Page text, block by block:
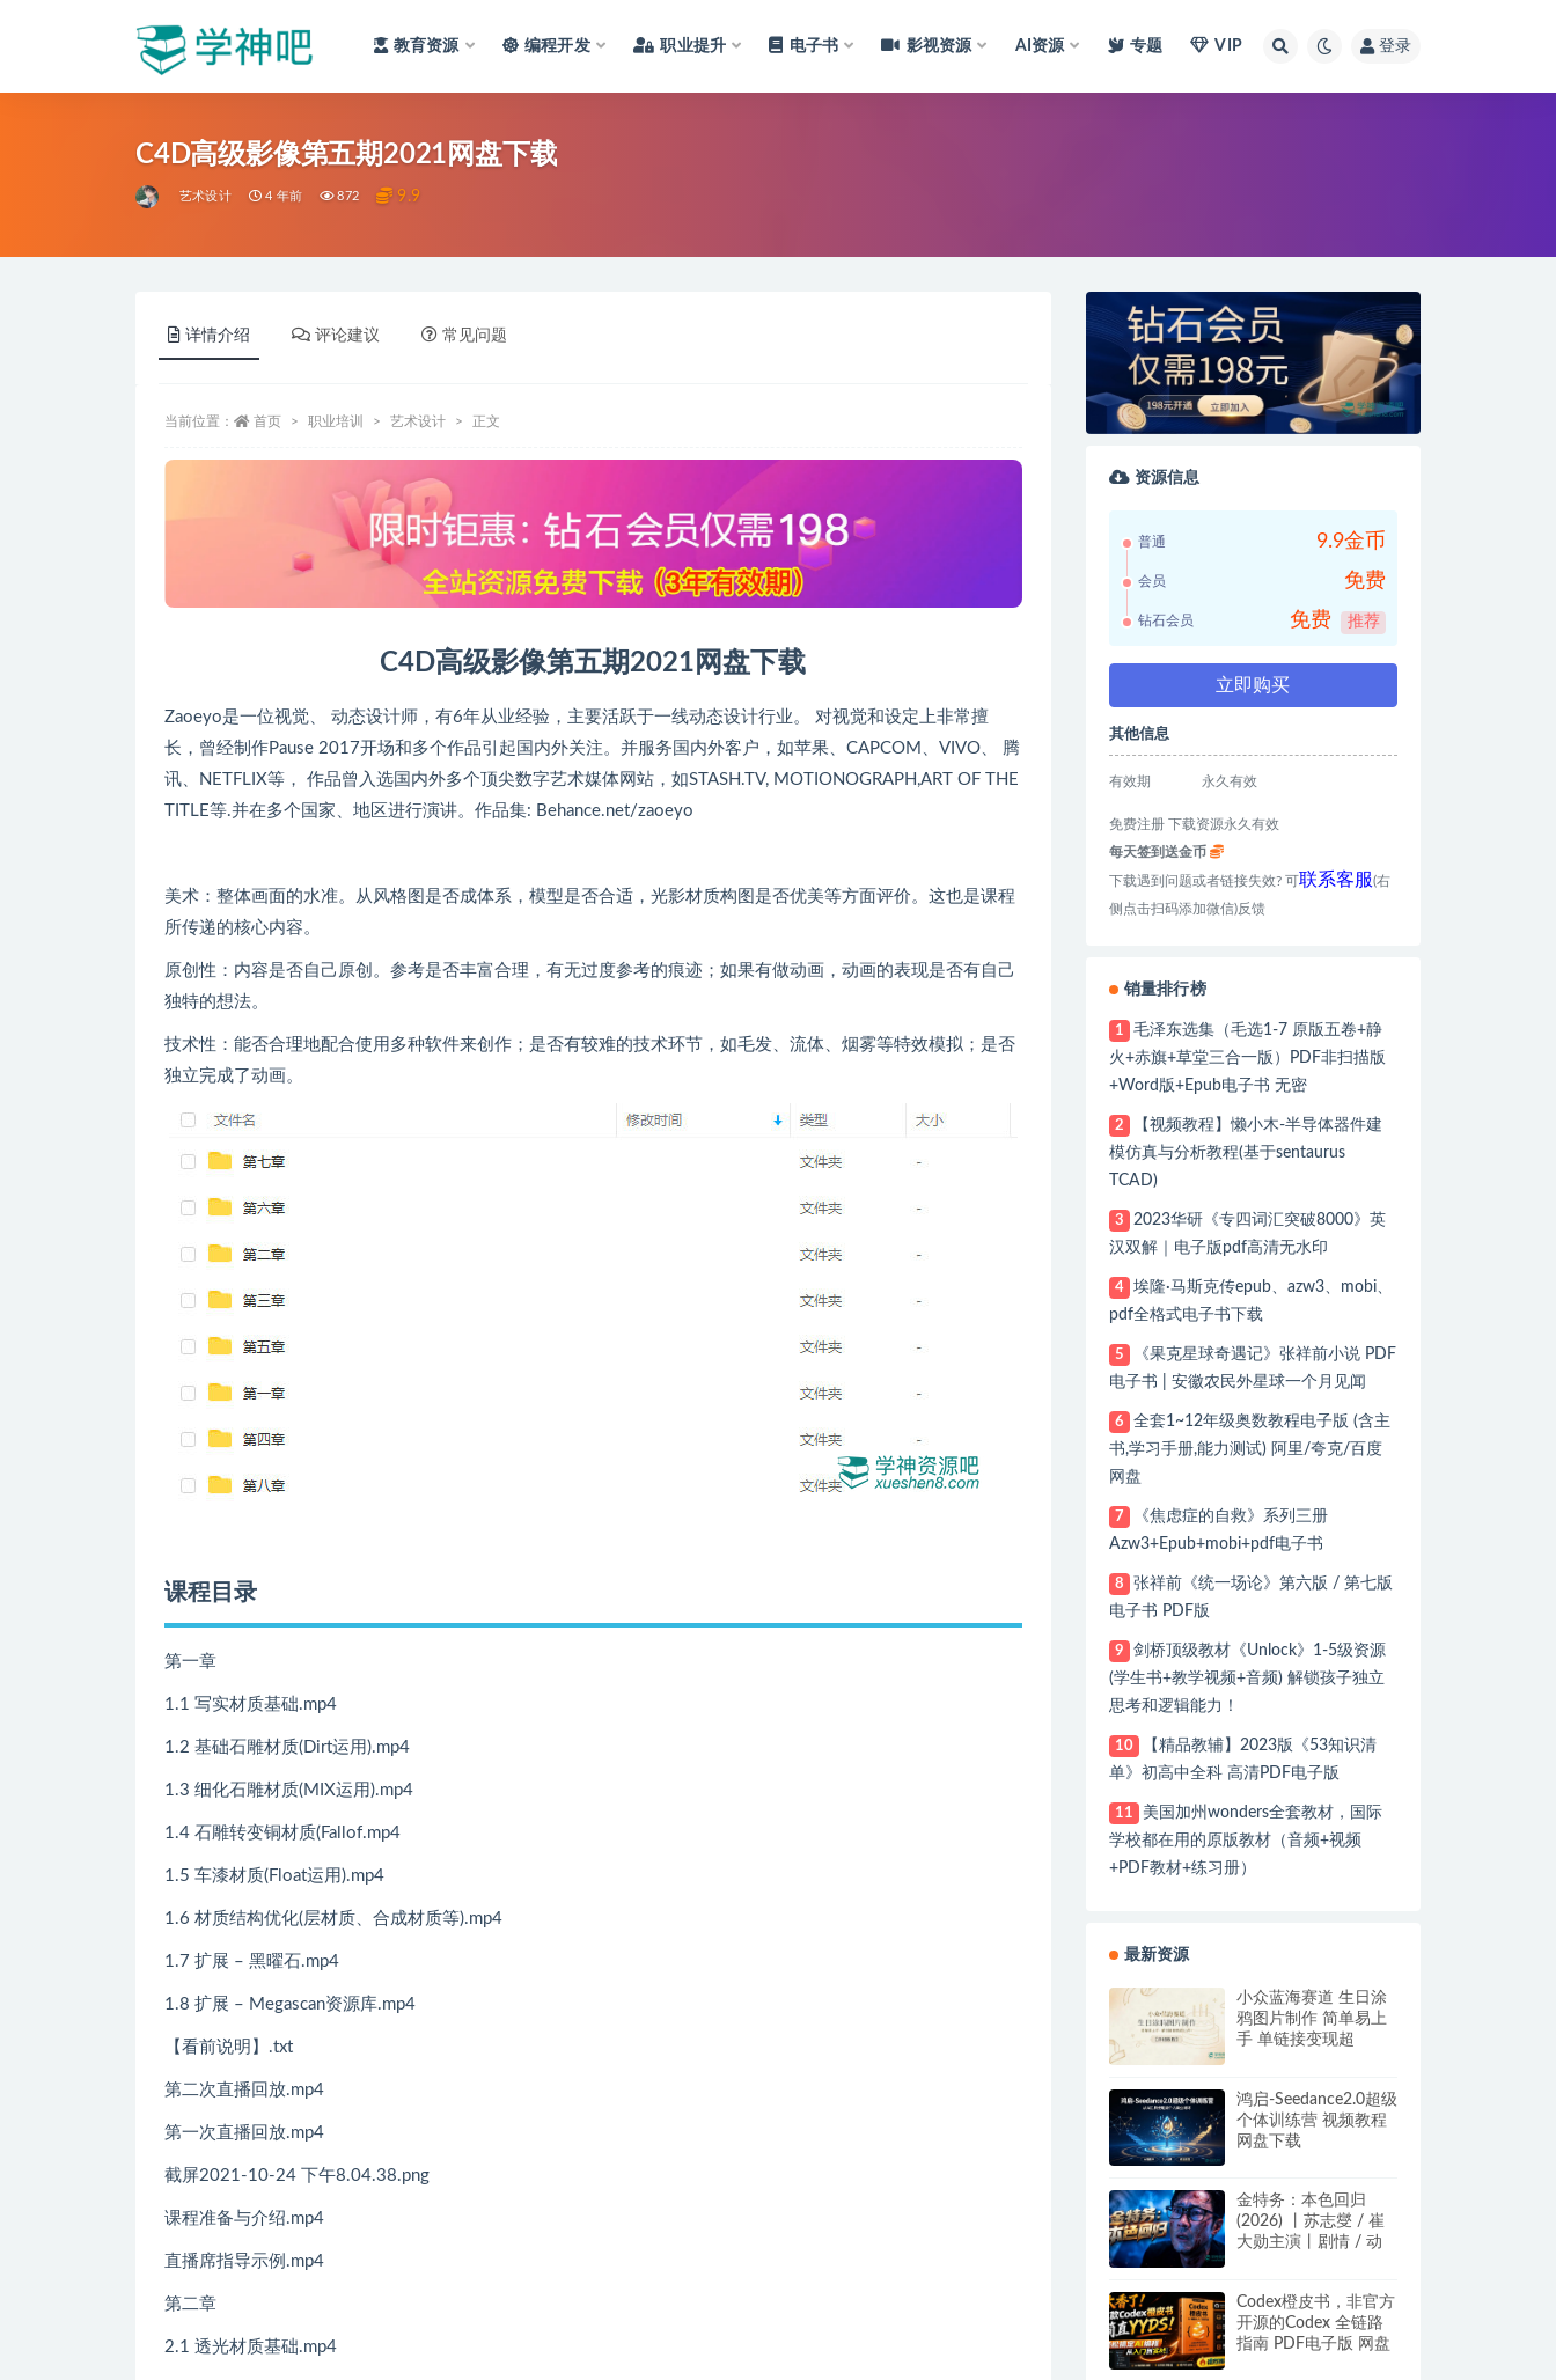
教育资源 编程开发 职业提升 电子书 影视资源 AI资源 专题 VIP 登录
C4D高级影像第五期2021网盘下载
艺术设计 4 年前 872 9.9
详情介绍 评论建议 常见问题
当前位置： 首页 职业培训 艺术设计 正文
C4D高级影像第五期2021网盘下载
Zaoeyo是一位视觉、 动态设计师，有6年从业经验，主要活跃于一线动态设计行业。 对视觉和设定上非常擅
长，曾经制作Pause 2017开场和多个作品引起国内外关注。并服务国内外客户，如苹果、CAPCOM、VIVO、 腾
讯、NETFLIX等， 作品曾入选国内外多个顶尖数字艺术媒体网站，如STASH.TV, MOTIONOGRAPH,ART OF THE
TITLE等.并在多个国家、地区进行演讲。作品集: Behance.net/zaoeyo
美术：整体画面的水准。从风格图是否成体系，模型是否合适，光影材质构图是否优美等方面评价。这也是课程
所传递的核心内容。
原创性：内容是否自己原创。参考是否丰富合理，有无过度参考的痕迹；如果有做动画，动画的表现是否有自己
独特的想法。
技术性：能否合理地配合使用多种软件来创作；是否有较难的技术环节，如毛发、流体、烟雾等特效模拟；是否
独立完成了动画。
课程目录
第一章
1.1 写实材质基础.mp4
1.2 基础石雕材质(Dirt运用).mp4
1.3 细化石雕材质(MIX运用).mp4
1.4 石雕转变铜材质(Fallof.mp4
1.5 车漆材质(Float运用).mp4
1.6 材质结构优化(层材质、合成材质等).mp4
1.7 扩展 – 黑曜石.mp4
1.8 扩展 – Megascan资源库.mp4
【看前说明】.txt
第二次直播回放.mp4
第一次直播回放.mp4
截屏2021-10-24 下午8.04.38.png
课程准备与介绍.mp4
直播席指导示例.mp4
第二章
2.1 透光材质基础.mp4
资源信息
普通 9.9金币
会员 免费
钻石会员 免费 推荐
立即购买
其他信息
有效期 永久有效
免费注册 下载资源永久有效
每天签到送金币
下载遇到问题或者链接失效? 可联系客服(右
侧点击扫码添加微信)反馈
销量排行榜
1
毛泽东选集（毛选1-7 原版五卷+静
火+赤旗+草堂三合一版）PDF非扫描版
+Word版+Epub电子书 无密
2
【视频教程】懒小木-半导体器件建
模仿真与分析教程(基于sentaurus
TCAD)
3
2023华研《专四词汇突破8000》英
汉双解｜电子版pdf高清无水印
4
埃隆·马斯克传epub、azw3、mobi、
pdf全格式电子书下载
5
《果克星球奇遇记》张祥前小说 PDF
电子书 | 安徽农民外星球一个月见闻
6
全套1~12年级奥数教程电子版 (含主
书,学习手册,能力测试) 阿里/夸克/百度
网盘
7
《焦虑症的自救》系列三册
Azw3+Epub+mobi+pdf电子书
8
张祥前《统一场论》第六版 / 第七版
电子书 PDF版
9
剑桥顶级教材《Unlock》1-5级资源
(学生书+教学视频+音频) 解锁孩子独立
思考和逻辑能力！
10
【精品教辅】2023版《53知识清
单》初高中全科 高清PDF电子版
11
美国加州wonders全套教材，国际
学校都在用的原版教材（音频+视频
+PDF教材+练习册）
最新资源
小众蓝海赛道 生日涂
鸦图片制作 简单易上
手 单链接变现超
鸿启-Seedance2.0超级
个体训练营 视频教程
网盘下载
金特务：本色回归
(2026) 丨苏志燮 / 崔
大勋主演丨剧情 / 动
Codex橙皮书，非官方
开源的Codex 全链路
指南 PDF电子版 网盘